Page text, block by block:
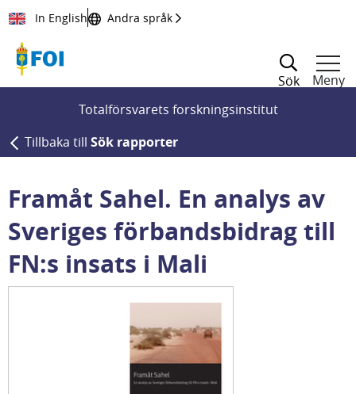
Till innehållet
In English Andra språk
Sök
Meny
Totalförsvarets forskningsinstitut
Tillbaka till Sök rapporter
Framåt Sahel. En analys av
Sveriges förbandsbidrag till
FN:s insats i Mali